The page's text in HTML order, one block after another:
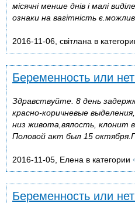
місячні менше днів і малі
ознаки на вагітність
2016-11-06, світлана в
Беременность или
Здравствуйте. 8 день
красно-коричневые
низ живота,вялость, клонит
Половой акт был 15
2016-11-05, Елена в категории
Беременность или